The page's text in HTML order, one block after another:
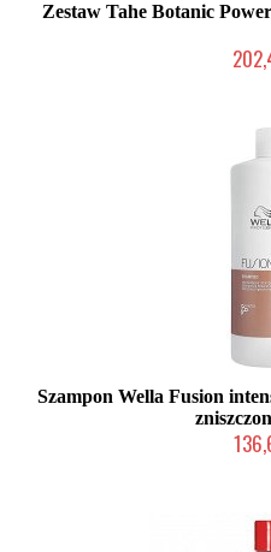
Zestaw Tahe Botanic
Szampon Wella Fusion